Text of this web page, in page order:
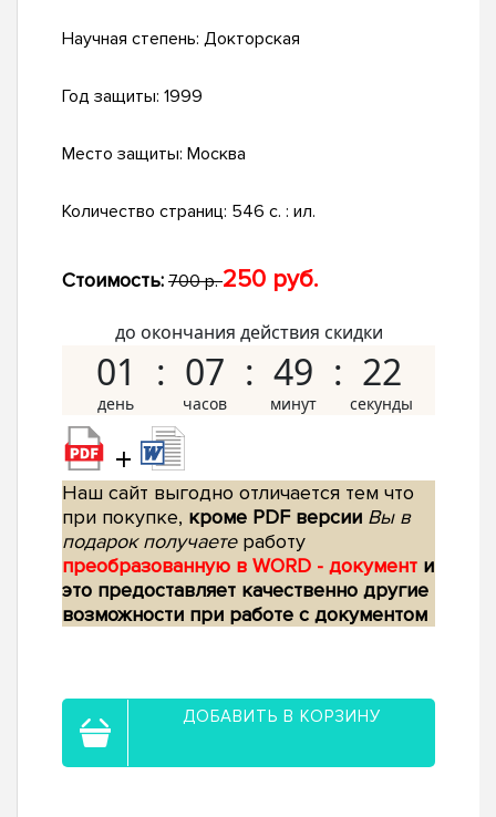
Научная степень: Докторская
Год защиты: 1999
Место защиты: Москва
Количество страниц: 546 с. : ил.
Стоимость: 700 р.250 руб.
до окончания действия скидки
01 07 49 21
+
Наш сайт выгодно отличается тем что
при покупке, кроме PDF версии Вы в
подарок получаетеработу
преобразованную в WORD - документ и
это предоставляет качественно другие
возможности при работе с документом
ДОБАВИТЬ В КОРЗИНУ